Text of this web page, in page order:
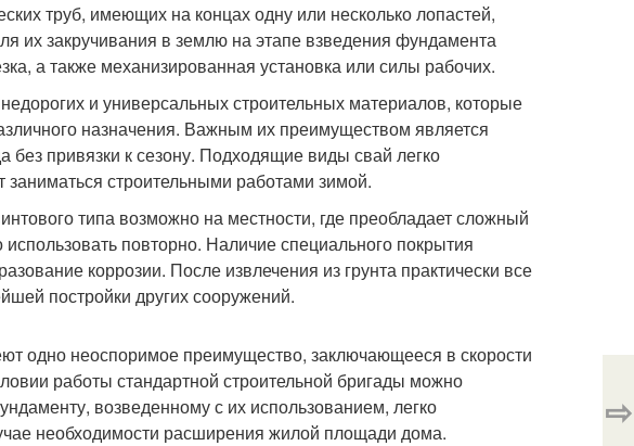
труб, имеющих на концах одну или несколько лопастей,
их закручивания в землю на этапе взведения фундамента
а также механизированная установка или силы рабочих.
и универсальных строительных материалов, которые
назначения. Важным их преимуществом является
привязки к сезону. Подходящие виды свай легко
заниматься строительными работами зимой.
типа возможно на местности, где преобладает сложный
повторно. Наличие специального покрытия
коррозии. После извлечения из грунта практически все
постройки других сооружений.
одно неоспоримое преимущество, заключающееся в скорости
работы стандартной строительной бригады можно
возведенному с их использованием, легко
необходимости расширения жилой площади дома.
⇨